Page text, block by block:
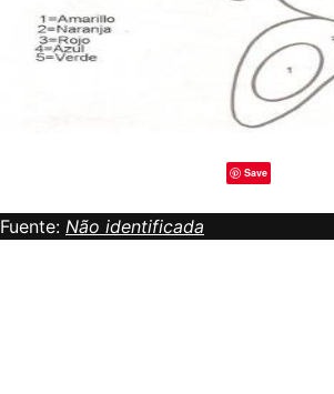
Save
Fuente: Não identificada